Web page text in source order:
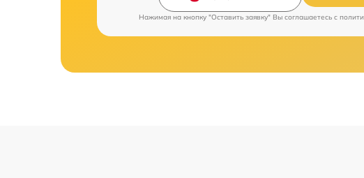
Нажимая на кнопку "Оставить заявку" Вы соглашаетесь c